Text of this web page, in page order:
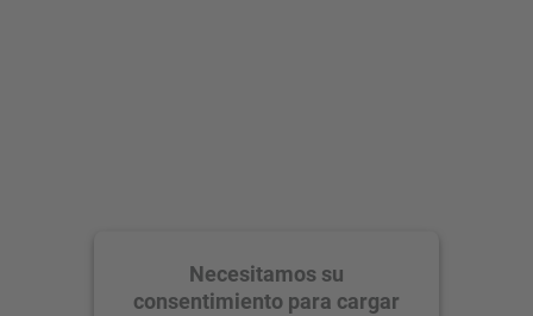
Necesitamos su
consentimiento para cargar